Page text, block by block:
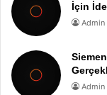
İçin
Admin
Admin